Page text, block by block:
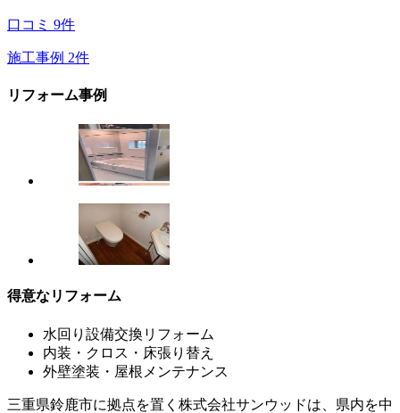
口コミ 9件
施工事例 2件
リフォーム事例
得意なリフォーム
水回り設備交換リフォーム
内装・クロス・床張り替え
外壁塗装・屋根メンテナンス
三重県鈴鹿市に拠点を置く株式会社サンウッドは、県内を中